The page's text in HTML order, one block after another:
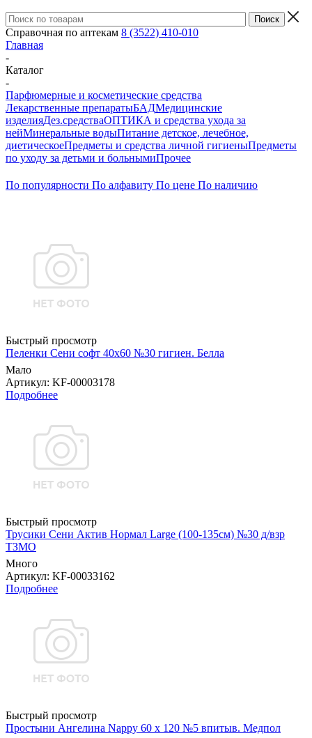
Справочная по аптекам 8 (3522) 410-010
Главная
-
Каталог
-
Парфюмерные и косметические средства
Лекарственные препаратыБАДМедицинские
изделияДез.средстваОПТИКА и средства ухода за
нейМинеральные водыПитание детское, лечебное,
диетическоеПредметы и средства личной гигиеныПредметы
по уходу за детьми и больнымиПрочее
По популярности По алфавиту По цене По наличию
Быстрый просмотр
Пеленки Сени софт 40х60 №30 гигиен. Белла
Мало
Артикул: KF-00003178
Подробнее
Быстрый просмотр
Трусики Сени Актив Нормал Large (100-135см) №30 д/взр
ТЗМО
Много
Артикул: KF-00033162
Подробнее
Быстрый просмотр
Простыни Ангелина Nappy 60 х 120 №5 впитыв. Медпол